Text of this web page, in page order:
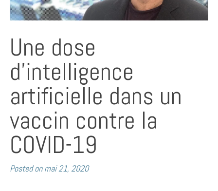
Une dose
d’intelligence
artificielle dans un
vaccin contre la
COVID-19
Posted on mai 21, 2020